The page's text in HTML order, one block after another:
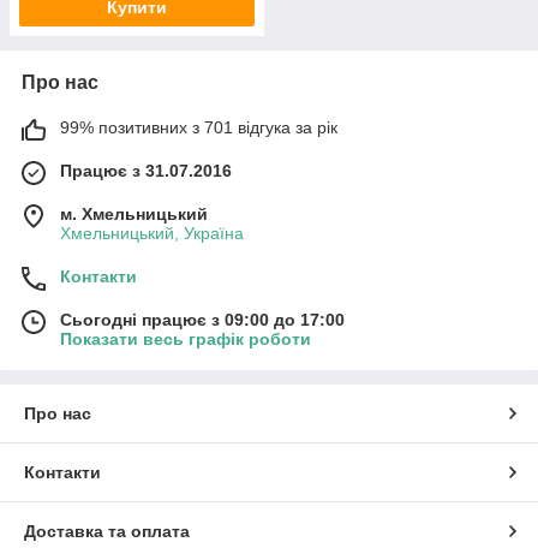
Купити
Про нас
99% позитивних з 701 відгука за рік
Працює з 31.07.2016
м. Хмельницький
Хмельницький, Україна
Контакти
Сьогодні працює з 09:00 до 17:00
Показати весь графік роботи
Про нас
Контакти
Доставка та оплата